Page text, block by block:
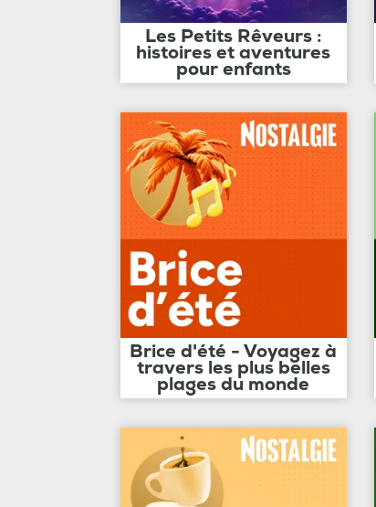
Les Petits Rêveurs :
histoires et aventures
pour enfants
Brice d'été - Voyagez à
travers les plus belles
plages du monde